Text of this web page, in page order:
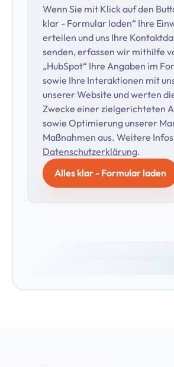
Wenn Sie mit Klick auf den
klar - Formular laden“ Ihre
erteilen und uns Ihre
senden, erfassen wir mithilfe
„HubSpot“ Ihre Angaben im
sowie Ihre Interaktionen mit
unserer Website und werten
Zwecke einer zielgerichteten
sowie Optimierung unserer
Maßnahmen aus. Weitere
Datenschutzerklärung.
Alles klar - Formular laden